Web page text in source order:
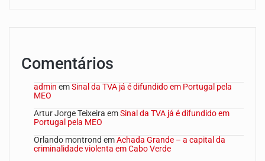
Comentários
admin emSinal da TVA já é difundido em Portugal pela
MEO
Artur Jorge Teixeira emSinal da TVA já é difundido em
Portugal pela MEO
Orlando montrond emAchada Grande – a capital da
criminalidade violenta em Cabo Verde